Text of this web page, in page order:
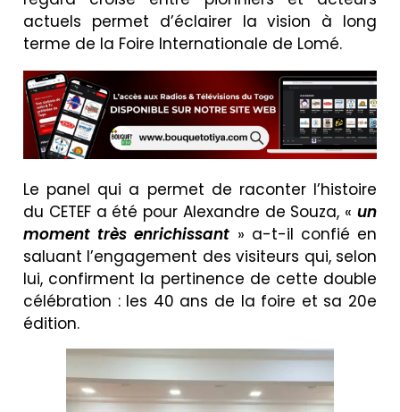
actuels permet d’éclairer la vision à long
terme de la Foire Internationale de Lomé.
Le panel qui a permet de raconter l’histoire
du CETEF a été pour Alexandre de Souza, « un
moment très enrichissant » a-t-il confié en
saluant l’engagement des visiteurs qui, selon
lui, confirment la pertinence de cette double
célébration : les 40 ans de la foire et sa 20e
édition.